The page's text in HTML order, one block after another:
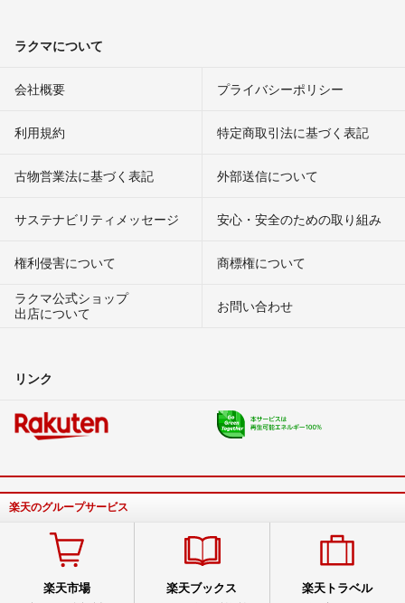
ラクマについて
会社概要 プライバシーポリシー
利用規約 特定商取引法に基づく表記
古物営業法に基づく表記 外部送信について
サステナビリティメッセージ 安心・安全のための取り組み
権利侵害について
商標権について
ラクマ公式ショップ
出店について
お問い合わせ
リンク
楽天のグループサービス
楽天市場 楽天ブックス 楽天トラベル